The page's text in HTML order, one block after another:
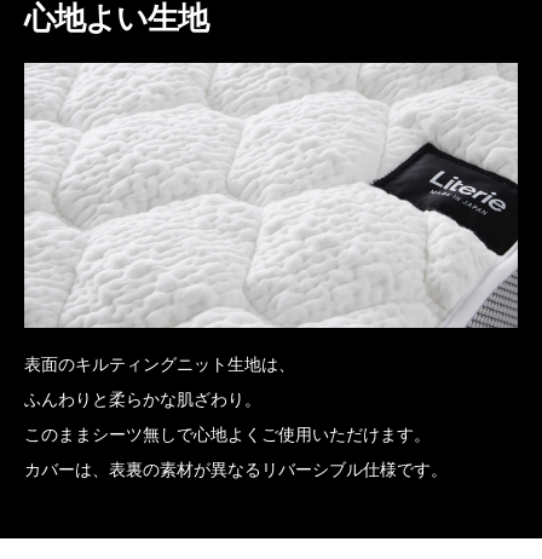
心地よい生地
表面のキルティングニット生地は、
ふんわりと柔らかな肌ざわり。
このままシーツ無しで心地よくご使用いただけます。
カバーは、表裏の素材が異なるリバーシブル仕様です。